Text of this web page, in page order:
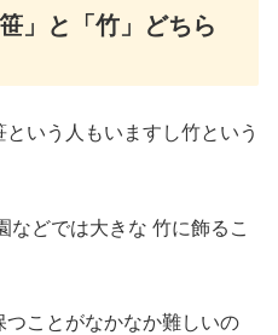
」と「竹」どちら
いう人もいますし竹という
などでは大きな 竹に飾るこ
ことがなかなか難しいの